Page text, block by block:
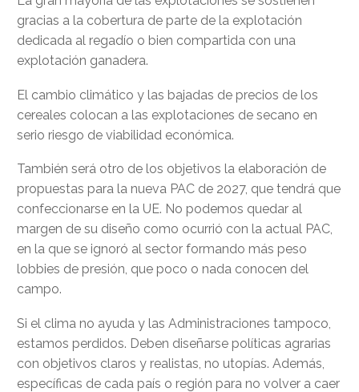
gracias a la cobertura de parte de la explotación
dedicada al regadío o bien compartida con una
explotación ganadera.
El cambio climático y las bajadas de precios de los
cereales colocan a las explotaciones de secano en
serio riesgo de viabilidad económica.
También será otro de los objetivos la elaboración de
propuestas para la nueva PAC de 2027, que tendrá que
confeccionarse en la UE. No podemos quedar al
margen de su diseño como ocurrió con la actual PAC,
en la que se ignoró al sector formando más peso
lobbies de presión, que poco o nada conocen del
campo.
Si el clima no ayuda y las Administraciones tampoco,
estamos perdidos. Deben diseñarse políticas agrarias
con objetivos claros y realistas, no utopías. Además,
específicas de cada país o región para no volver a caer